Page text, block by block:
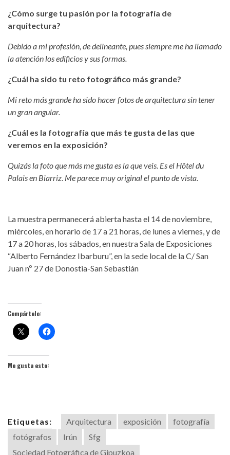
¿Cómo surge tu pasión por la fotografía de
arquitectura?
Debido a mi profesión, de delineante, pues siempre me ha llamado
la atención los edificios y sus formas.
¿Cuál ha sido tu reto fotográfico más grande?
Mi reto más grande ha sido hacer fotos de arquitectura sin tener
un gran angular.
¿Cuál es la fotografía que más te gusta de las que
veremos en la exposición?
Quizás la foto que más me gusta es la que veis. Es el Hôtel du
Palais en Biarriz. Me parece muy original el punto de vista.
La muestra permanecerá abierta hasta el 14 de noviembre,
miércoles, en horario de 17 a 21 horas, de lunes a viernes, y de
17 a 20 horas, los sábados, en nuestra Sala de Exposiciones
“Alberto Fernández Ibarburu”, en la sede local de la C/ San
Juan nº 27 de Donostia-San Sebastián
Compártelo:
Me gusta esto:
Etiquetas: Arquitectura exposición
fotografía
fotógrafos
Irún
Sfg
Sociedad Fotográfica de Gipuzkoa